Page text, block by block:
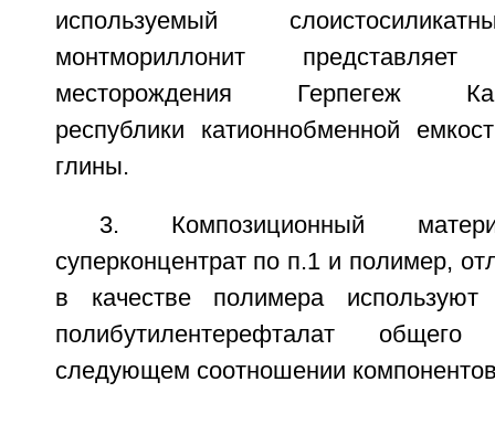
используемый
монтмориллонит
месторождения Герпегеж
республики катионнобменной
глины.
3. Композиционный
суперконцентрат по п.1 и полимер,
в качестве полимера
полибутилентерефталат
следующем соотношении